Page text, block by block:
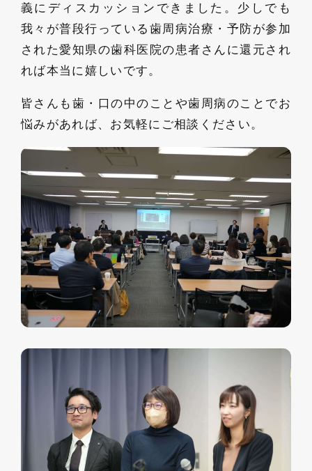
義にディスカッションできました。少しでも
我々が普段行っている歯周病治療・予防が参加
された愛知県の歯科医院の患者さんに還元され
れば本当に嬉しいです。
皆さんも歯・口の中のことや歯周病のことでお
悩みがあれば、お気軽にご相談ください。